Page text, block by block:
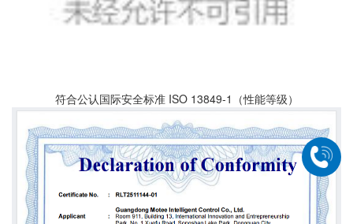
符合公认国际安全标准 ISO 13849-1（性能等级）